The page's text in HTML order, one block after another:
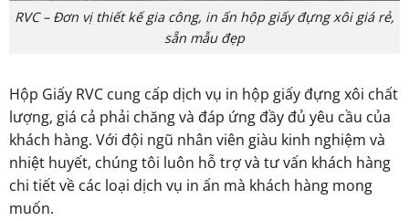
RVC – Đơn vị thiết kế gia công, in ấn hộp giấy đựng xôi giá rẻ,
sẵn mẫu đẹp
Hộp Giấy RVC cung cấp dịch vụ in hộp giấy đựng xôi chất
lượng, giá cả phải chăng và đáp ứng đầy đủ yêu cầu của
khách hàng. Với đội ngũ nhân viên giàu kinh nghiệm và
nhiệt huyết, chúng tôi luôn hỗ trợ và tư vấn khách hàng
chi tiết về các loại dịch vụ in ấn mà khách hàng mong
muốn.